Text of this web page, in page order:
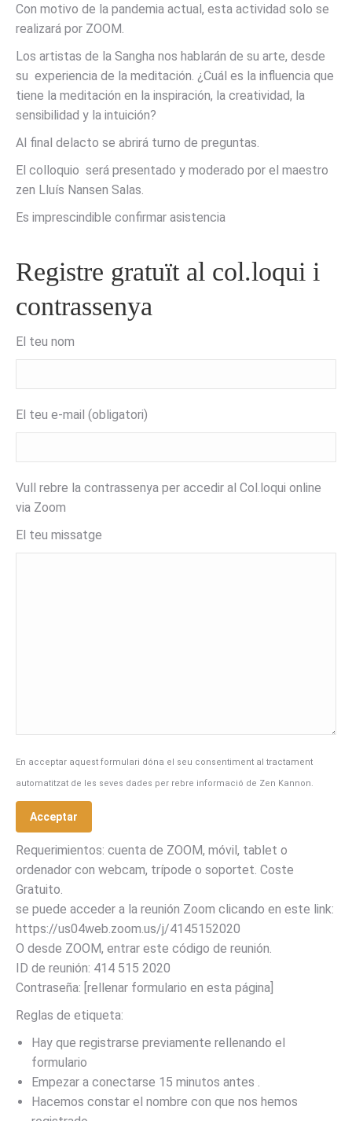
Con motivo de la pandemia actual, esta actividad solo se
realizará por ZOOM.
Los artistas de la Sangha nos hablarán de su arte, desde
su experiencia de la meditación. ¿Cuál es la influencia que
tiene la meditación en la inspiración, la creatividad, la
sensibilidad y la intuición?
Al final delacto se abrirá turno de preguntas.
El colloquio será presentado y moderado por el maestro
zen Lluís Nansen Salas.
Es imprescindible confirmar asistencia
Registre gratuït al col.loqui i
contrassenya
El teu nom
El teu e-mail (obligatori)
Vull rebre la contrassenya per accedir al Col.loqui online
via Zoom
El teu missatge
En acceptar aquest formulari dóna el seu consentiment al tractament
automatitzat de les seves dades per rebre informació de Zen Kannon.
Requerimientos: cuenta de ZOOM, móvil, tablet o
ordenador con webcam, trípode o soportet. Coste
Gratuito.
se puede acceder a la reunión Zoom clicando en este link:
https://us04web.zoom.us/j/4145152020
O desde ZOOM, entrar este código de reunión.
ID de reunión: 414 515 2020
Contraseña: [rellenar formulario en esta página]
Reglas de etiqueta:
Hay que registrarse previamente rellenando el
formulario
Empezar a conectarse 15 minutos antes .
Hacemos constar el nombre con que nos hemos